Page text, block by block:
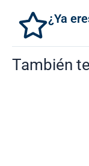
¿Ya
También